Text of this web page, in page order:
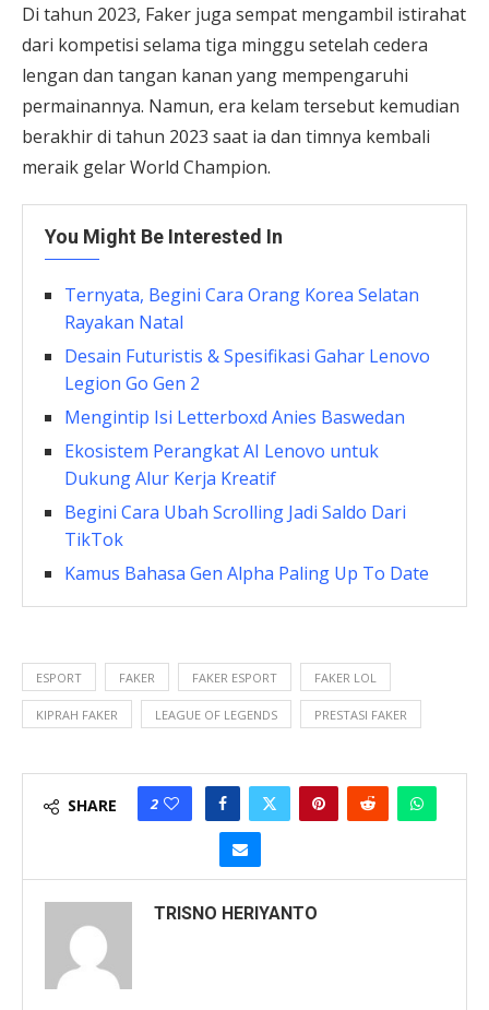
Di tahun 2023, Faker juga sempat mengambil istirahat
dari kompetisi selama tiga minggu setelah cedera
lengan dan tangan kanan yang mempengaruhi
permainannya. Namun, era kelam tersebut kemudian
berakhir di tahun 2023 saat ia dan timnya kembali
meraik gelar World Champion.
You Might Be Interested In
Ternyata, Begini Cara Orang Korea Selatan
Rayakan Natal
Desain Futuristis & Spesifikasi Gahar Lenovo
Legion Go Gen 2
Mengintip Isi Letterboxd Anies Baswedan
Ekosistem Perangkat AI Lenovo untuk
Dukung Alur Kerja Kreatif
Begini Cara Ubah Scrolling Jadi Saldo Dari
TikTok
Kamus Bahasa Gen Alpha Paling Up To Date
ESPORT FAKER FAKER ESPORT FAKER LOL
KIPRAH FAKER LEAGUE OF LEGENDS PRESTASI FAKER
SHARE 2
TRISNO HERIYANTO